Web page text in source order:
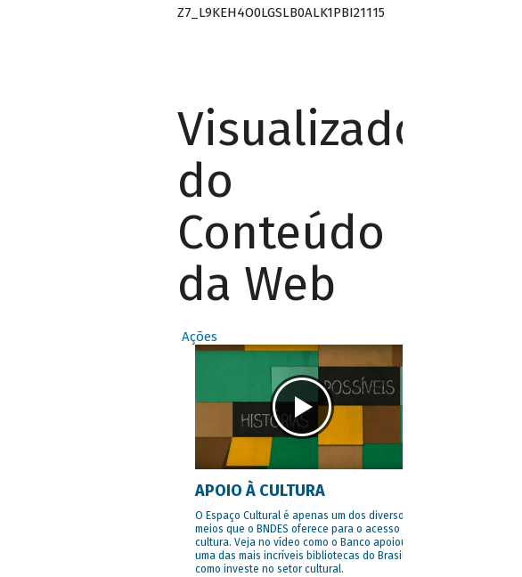
Z7_L9KEH4O0LGSLB0ALK1PBI21115
Visualizador
do
Conteúdo
da Web
Ações
APOIO À CULTURA
O Espaço Cultural é apenas um dos diversos
meios que o BNDES oferece para o acesso à
cultura. Veja no vídeo como o Banco apoiou
uma das mais incríveis bibliotecas do Brasil e
como investe no setor cultural.